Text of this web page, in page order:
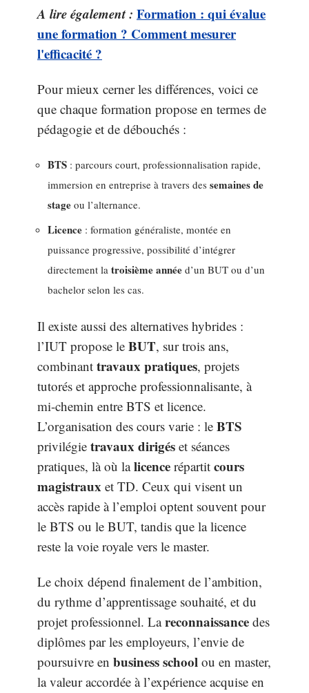
A lire également : Formation : qui évalue
une formation ? Comment mesurer
l'efficacité ?
Pour mieux cerner les différences, voici ce
que chaque formation propose en termes de
pédagogie et de débouchés :
BTS : parcours court, professionnalisation rapide,
immersion en entreprise à travers des semaines de
stage ou l’alternance.
Licence : formation généraliste, montée en
puissance progressive, possibilité d’intégrer
directement la troisième année d’un BUT ou d’un
bachelor selon les cas.
Il existe aussi des alternatives hybrides :
l’IUT propose le BUT, sur trois ans,
combinant travaux pratiques, projets
tutorés et approche professionnalisante, à
mi-chemin entre BTS et licence.
L’organisation des cours varie : le BTS
privilégie travaux dirigés et séances
pratiques, là où lalicence répartit cours
magistraux et TD. Ceux qui visent un
accès rapide à l’emploi optent souvent pour
le BTS ou le BUT, tandis que la licence
reste la voie royale vers le master.
Le choix dépend finalement de l’ambition,
du rythme d’apprentissage souhaité, et du
projet professionnel. Lareconnaissance des
diplômes par les employeurs, l’envie de
poursuivre en business school ou en master,
la valeur accordée à l’expérience acquise en